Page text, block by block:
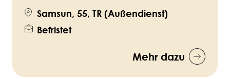
Samsun, 55, TR (Außendienst)
Befristet
Mehr dazu